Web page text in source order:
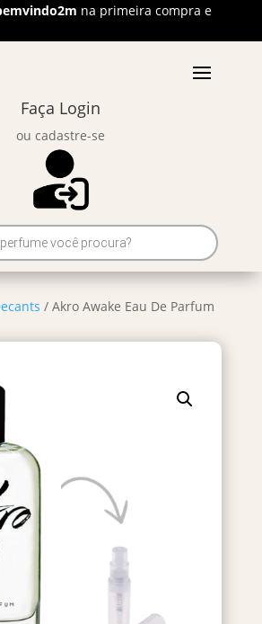
na primeira compra e
Faça Login
ou cadastre-se
/ Akro Awake Eau De Parfum